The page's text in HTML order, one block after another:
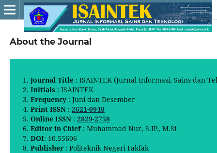
About the Journal
Journal Title : ISAINTEK (Jurnal Informasi, Sains dan
Initials : ISAINTEK
Frequency : Juni dan Desember
Print ISSN : 2621-0940
Online ISSN : 2829-2758
Editor in Chief : Muhammad Nur, S.IP., M.Si
DOI: 10.55606
Publisher : Politeknik Negeri Fakfak